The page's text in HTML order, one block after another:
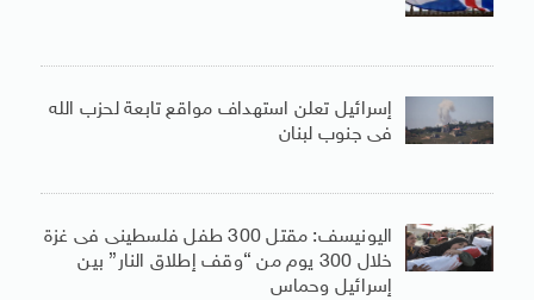
إسرائيل تعلن استهداف مواقع تابعة لحزب الله
فى جنوب لبنان
اليونيسف: مقتل 300 طفل فلسطينى فى غزة
خلال 300 يوم من “وقف إطلاق النار” بين
إسرائيل وحماس